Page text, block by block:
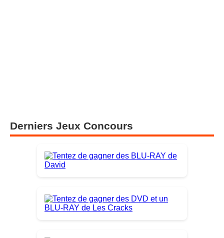
Derniers Jeux Concours